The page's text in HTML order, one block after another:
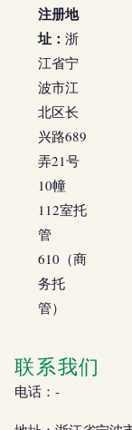
注册地
址： 浙
江省宁
波市江
北区长
兴路689
弄21号
10幢
112室托
管
610（商
务托
管）
联系我们
电话：-